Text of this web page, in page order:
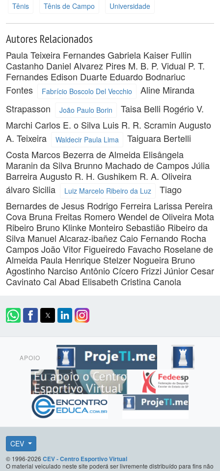
Tênis
Tênis de Campo Universidade
Autores Relacionados
Paula Teixeira FernandesGabriela Kaiser Fullin
Castanho Daniel Alvarez Pires M. B. P. Vidual P. T.
Fernandes Edison Duarte Eduardo Bodnariuc
Fontes
Fabrício Boscolo Del Vecchio
Aline Miranda
Strapasson
João Paulo Borin Taisa Belli Rogério V.
Marchi Carlos E. o Silva Luis R. R. Scramin Augusto
A. Teixeira
Waldecir Paula Lima
Taiguara Bertelli
Costa Marcos Bezerra de Almeida Elisângela
Maranin da Silva Brunno Machado de CamposJúlia
Barreira Augusto R. H. Gushikem R. A. Oliveira
álvaro Sicilia
Luiz Marcelo Ribeiro da Luz
Tiago
Bernardes de Jesus Rodrigo Ferreira Larissa Pereira
Cova Bruna Freitas Romero Wendel de Oliveira Mota
Ribeiro Bruno Klinke Monteiro Sebastião Ribeiro da
Silva Manuel Alcaraz-ibañez Caio Fernando Rocha
CamposJoão Vitor Figueiredo Favacho Roselane de
Almeida Paula Henrique Stelzer Nogueira Bruno
Agostinho Narciso Antônio Cícero Frizzi Júnior Cesar
Cavinato Cal Abad Elisabeth Cristina Canola
APOIO
CEV
© 1996-2026 CEV - Centro Esportivo Virtual
O material veiculado neste site poderá ser livremente distribuído para fins não